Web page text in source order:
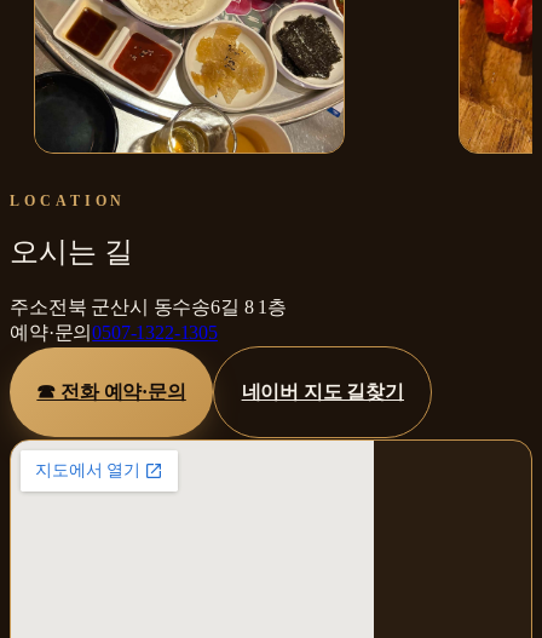
LOCATION
오시는 길
주소전북 군산시 동수송6길 8 1층
예약·문의0507-1322-1305
☎ 전화 예약·문의 네이버 지도 길찾기